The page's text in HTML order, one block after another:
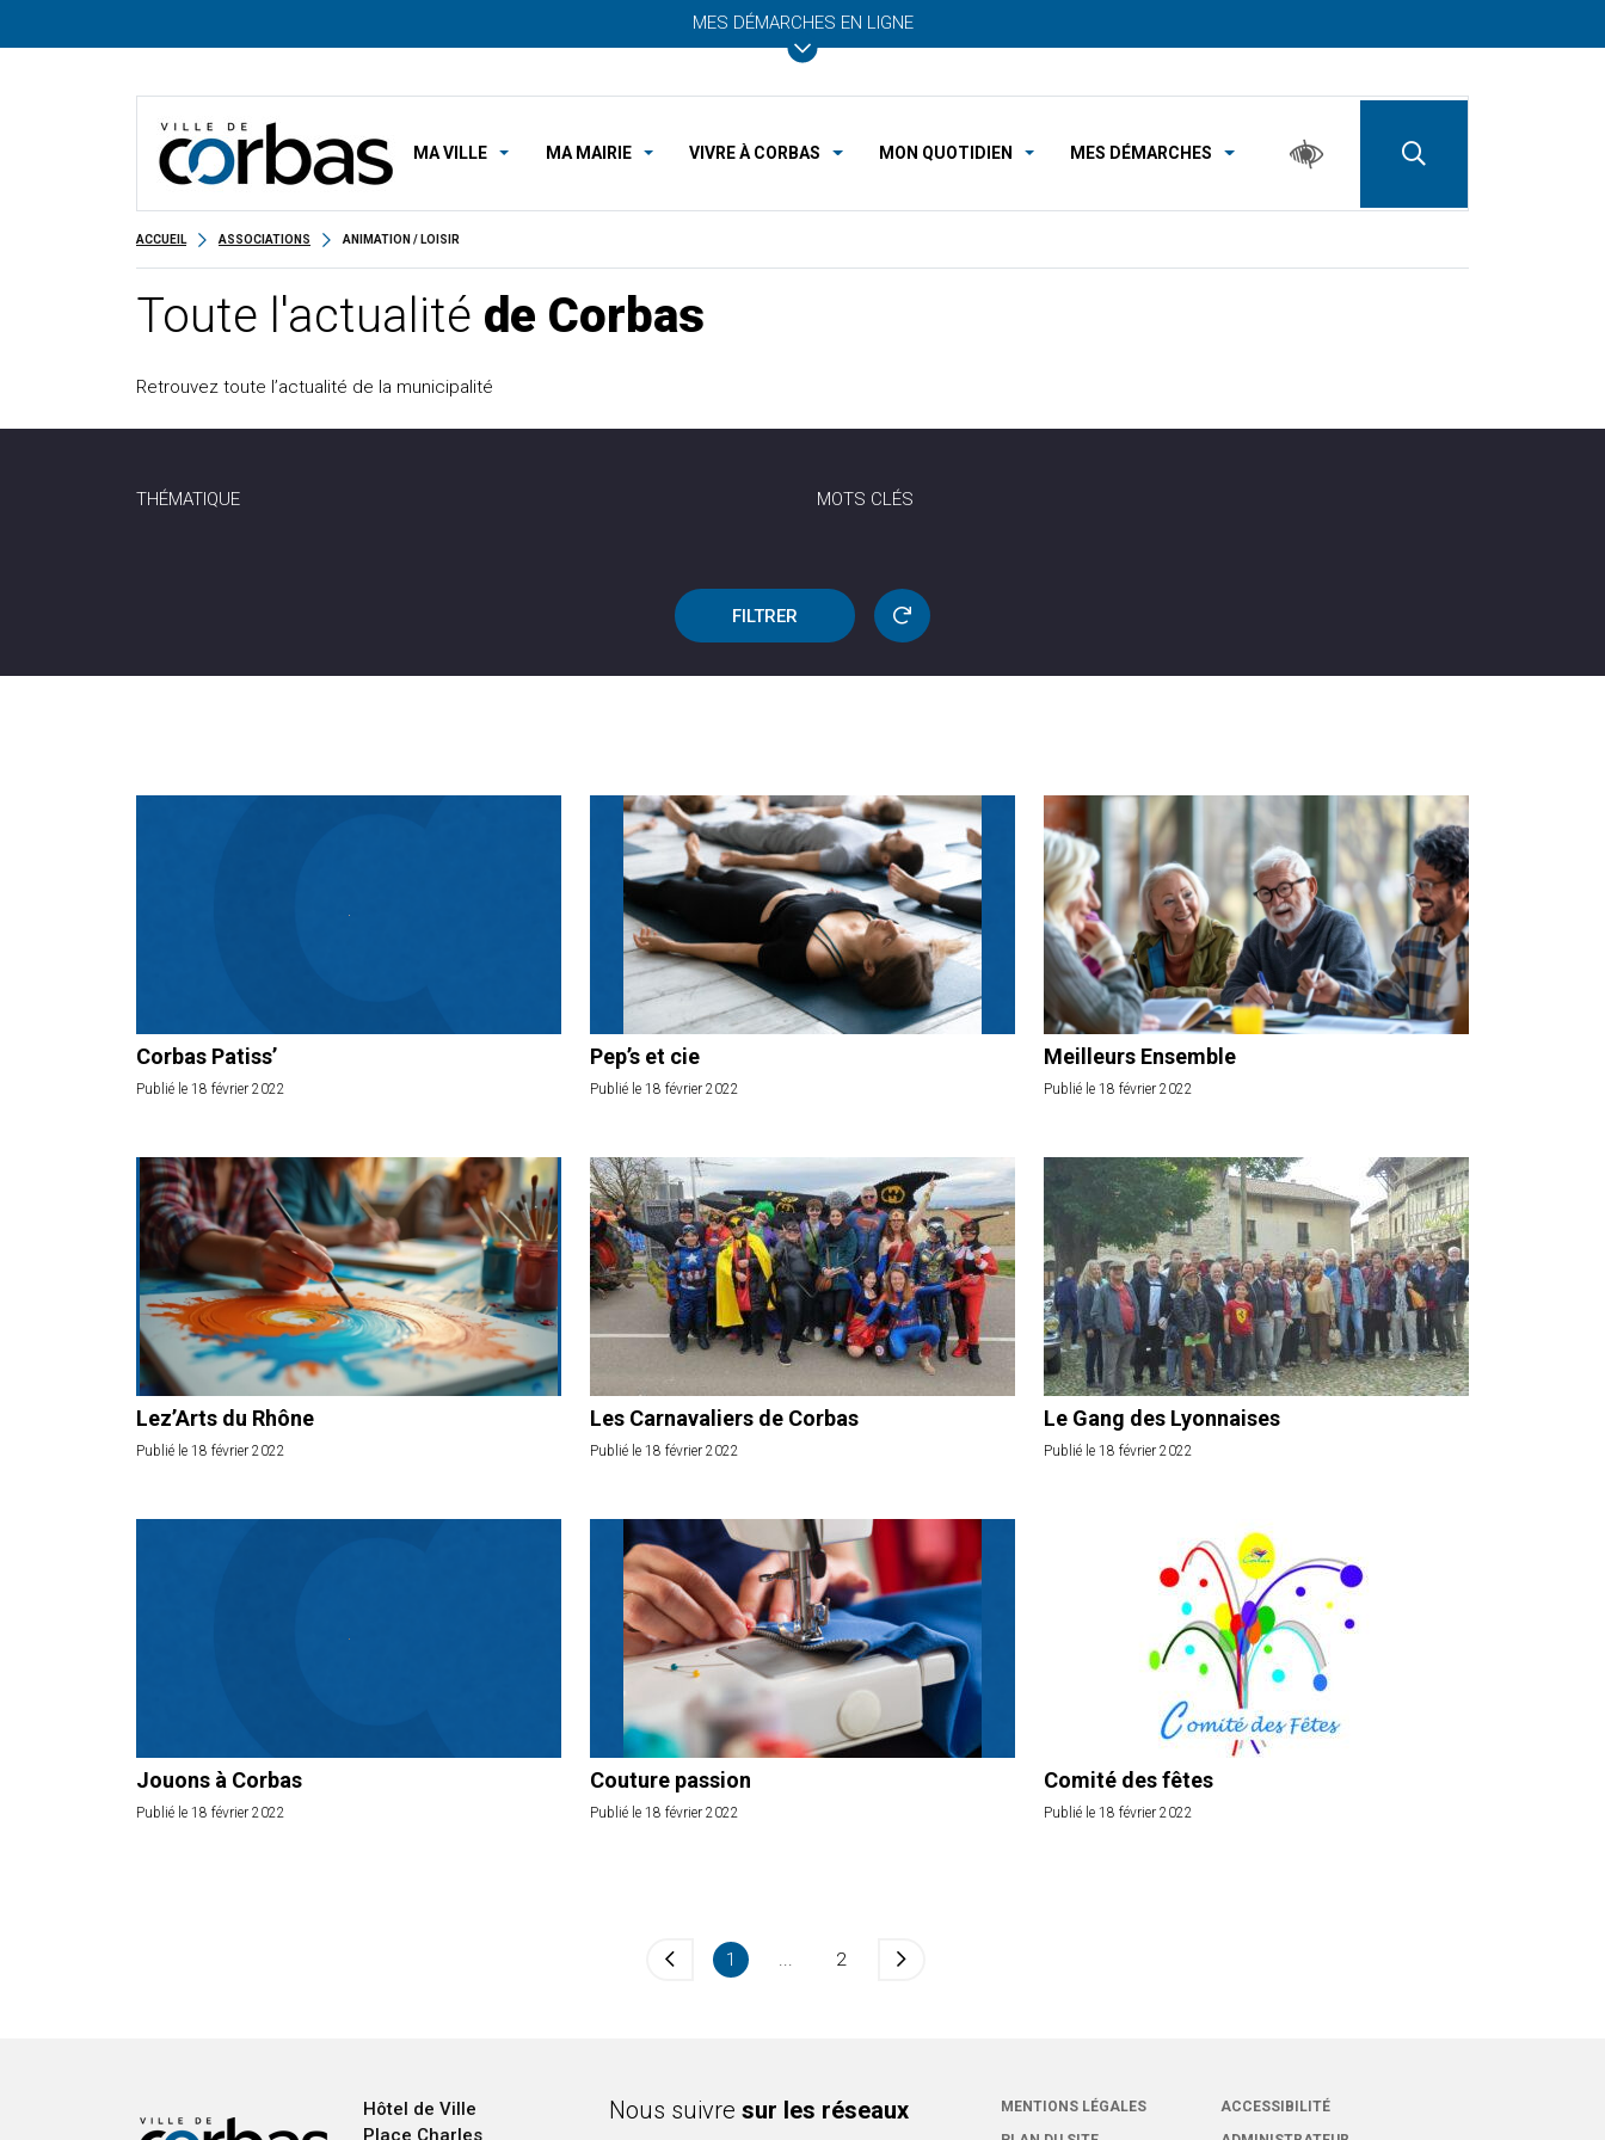
MES DÉMARCHES EN LIGNE
MA VILLE MA MAIRIE VIVRE À CORBAS MON QUOTIDIEN MES DÉMARCHES
ACCUEIL ASSOCIATIONS ANIMATION / LOISIR
Toute l'actualité de Corbas
Retrouvez toute l’actualité de la municipalité
THÉMATIQUE MOTS CLÉS
FILTRER
Corbas Patiss’
Publié le 18 février 2022
Pep’s et cie
Publié le 18 février 2022
Meilleurs Ensemble
Publié le 18 février 2022
Lez’Arts du Rhône
Publié le 18 février 2022
Les Carnavaliers de Corbas
Publié le 18 février 2022
Le Gang des Lyonnaises
Publié le 18 février 2022
Jouons à Corbas
Publié le 18 février 2022
Couture passion
Publié le 18 février 2022
Comité des fêtes
Publié le 18 février 2022
1 ... 2
Hôtel de Ville
Place Charles
Nous suivresur les réseaux
MENTIONS LÉGALES
ACCESSIBILITÉ